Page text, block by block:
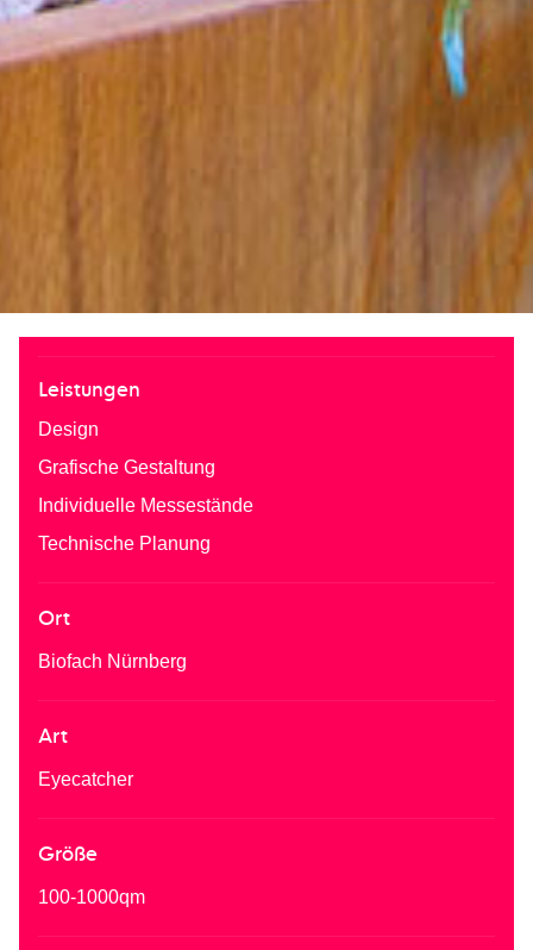
Leistungen
Design
Grafische Gestaltung
Individuelle Messestände
Technische Planung
Ort
Biofach Nürnberg
Art
Eyecatcher
Größe
100-1000qm